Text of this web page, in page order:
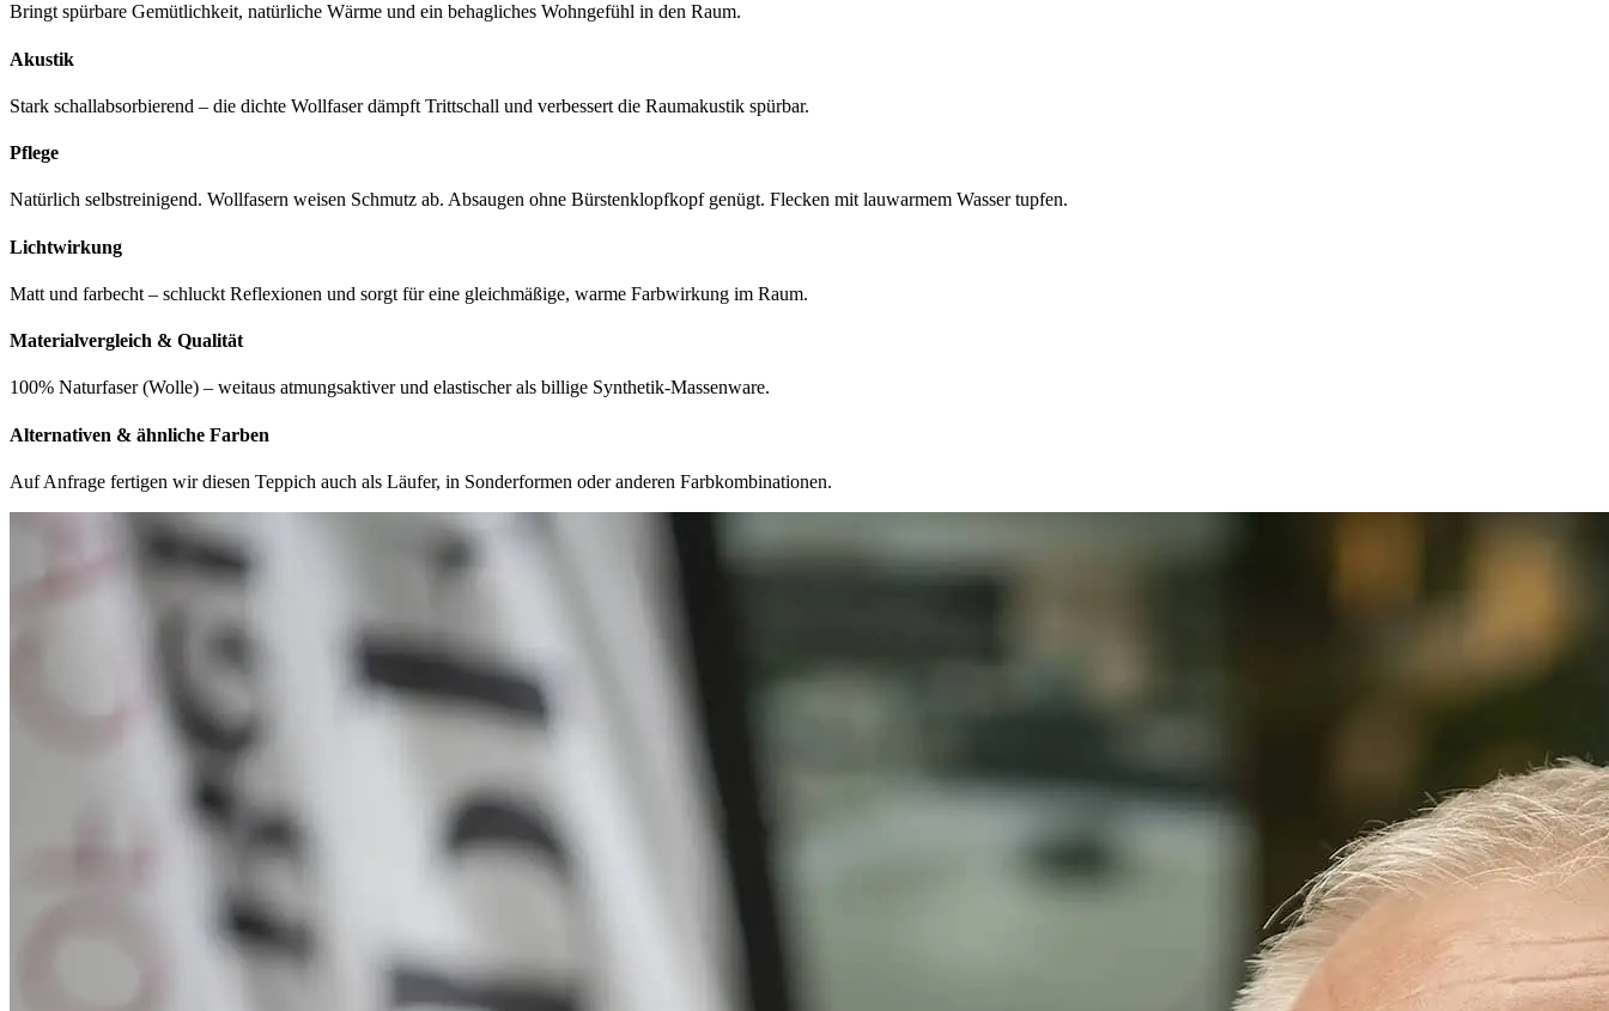
Bringt spürbare Gemütlichkeit, natürliche Wärme und ein behagliches Wohngefühl in den Raum.
Akustik
Stark schallabsorbierend – die dichte Wollfaser dämpft Trittschall und verbessert die Raumakustik spürbar.
Pflege
Natürlich selbstreinigend. Wollfasern weisen Schmutz ab. Absaugen ohne Bürstenklopfkopf genügt. Flecken mit lauwarmem Wasser tupfen.
Lichtwirkung
Matt und farbecht – schluckt Reflexionen und sorgt für eine gleichmäßige, warme Farbwirkung im Raum.
Materialvergleich & Qualität
100% Naturfaser (Wolle) – weitaus atmungsaktiver und elastischer als billige Synthetik-Massenware.
Alternativen & ähnliche Farben
Auf Anfrage fertigen wir diesen Teppich auch als Läufer, in Sonderformen oder anderen Farbkombinationen.